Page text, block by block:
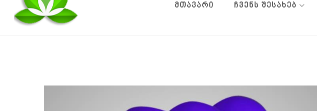
ᲛᲗᲐᲕᲐᲠᲘ ᲩᲕᲔᲜᲡ ᲨᲔᲡᲐᲮᲔᲑ